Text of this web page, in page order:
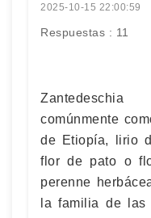
2025-10-15 22:00:59
Respuestas : 11
comúnmente
de Etiopía, lirio
flor de pato o
perenne
la familia de